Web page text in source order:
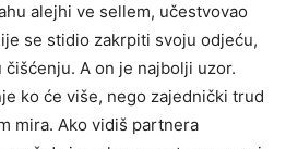
alejhi ve sellem, učestvovao
se stidio zakrpiti svoju odjeću,
A on je najbolji uzor.
ko će više, nego zajednički trud
mira. Ako vidiš partnera